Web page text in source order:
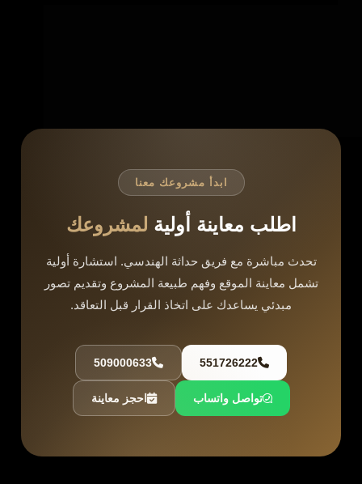
ابدأ مشروعك معنا
اطلب معاينة أولية لمشروعك
تحدث مباشرة مع فريق حداثة الهندسي. استشارة أولية
تشمل معاينة الموقع وفهم طبيعة المشروع وتقديم تصور
مبدئي يساعدك على اتخاذ القرار قبل التعاقد.
551726222
509000633
تواصل واتساب احجز معاينة